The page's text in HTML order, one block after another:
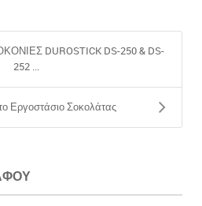
DUROSTICK DS-250 & DS-
252 ...
Εργοστάσιο Σοκολάτας